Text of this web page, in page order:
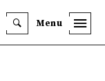
Menu